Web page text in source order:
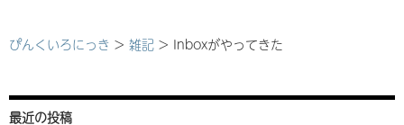
ぴんくいろにっき > 雑記 > Inboxがやってきた
最近の投稿